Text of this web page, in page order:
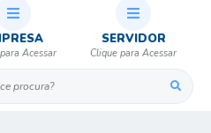
SERVIDOR